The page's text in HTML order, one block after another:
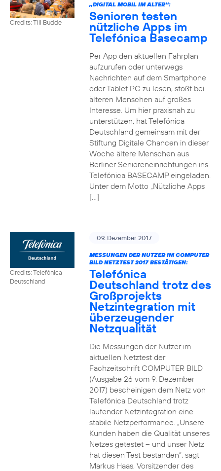
Credits: Till Budde
„DIGITAL MOBIL IM ALTER“:
Senioren testen
nützliche Apps im
Telefónica Basecamp
Per App den aktuellen Fahrplan
aufzurufen oder unterwegs
Nachrichten auf dem Smartphone
oder Tablet PC zu lesen, stößt bei
älteren Menschen auf großes
Interesse. Um hier praxisnah zu
unterstützen, hat Telefónica
Deutschland gemeinsam mit der
Stiftung Digitale Chancen in dieser
Woche ältere Menschen aus
Berliner Senioreneinrichtungen ins
Telefónica BASECAMP eingeladen.
Unter dem Motto „Nützliche Apps
[…]
Credits: Telefónica
Deutschland
09. Dezember 2017
MESSUNGEN DER NUTZER IM COMPUTER
BILD NETZTEST 2017 BESTÄTIGEN:
Telefónica
Deutschland trotz des
Großprojekts
Netzintegration mit
überzeugender
Netzqualität
Die Messungen der Nutzer im
aktuellen Netztest der
Fachzeitschrift COMPUTER BILD
(Ausgabe 26 vom 9. Dezember
2017) bescheinigen dem Netz von
Telefónica Deutschland trotz
laufender Netzintegration eine
stabile Netzperformance. „Unsere
Kunden haben die Qualität unseres
Netzes getestet – und unser Netz
hat diesen Test bestanden“, sagt
Markus Haas, Vorsitzender des